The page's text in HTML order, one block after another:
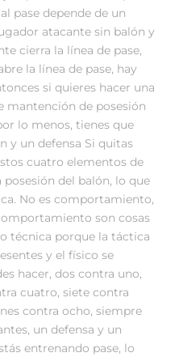
pase depende de un
atacante sin balón y
cierra la línea de pase,
la línea de pase, hay
si quieres hacer una
mantención de posesión
lo menos, tienes que
y un defensa Si quitas
cuatro elementos de
del balón, lo que
No es comportamiento,
son cosas
técnica porque la táctica
y el físico se
hacer, dos contra uno,
cuatro, siete contra
contra ocho, siempre
un defensa y un
entrenando pase, lo